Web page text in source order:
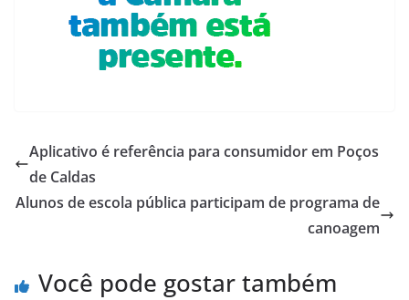
Aplicativo é referência para consumidor em Poços
de Caldas
Alunos de escola pública participam de programa de
canoagem
Você pode gostar também